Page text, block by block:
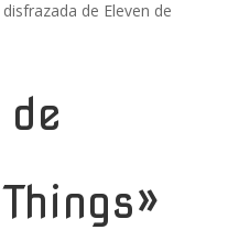
de Eleven de